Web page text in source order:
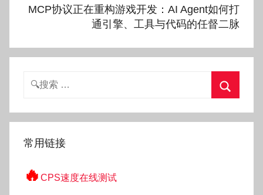
MCP协议正在重构游戏开发：AI Agent如何打
通引擎、工具与代码的任督二脉
搜
索
常用链接
🔥 CPS速度在线测试